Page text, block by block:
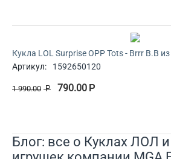
Кукла LOL Surprise OPP Tots - Brrr B.B
Артикул:
1592650120
1 990.00 Р 790.00 Р
Блог: все о Куклах ЛОЛ и